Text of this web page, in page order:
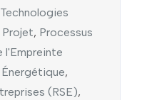
Projet, Processus
l'Empreinte
,
(RSE),